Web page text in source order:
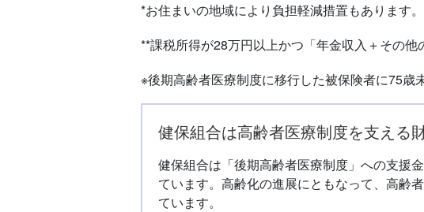
*お住まいの地域により負担軽減措置もあります。
**課税所得が28万円以上かつ「年金収入＋その
※後期高齢者医療制度に移行した被保険者に75歳
健保組合は高齢者医療制度を支える
健保組合は「後期高齢者医療制度」への支援
ています。高齢化の進展にともなって、高齢
ています。